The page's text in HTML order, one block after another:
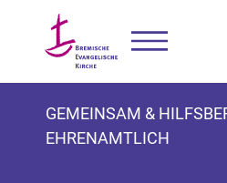
GEMEINSAM &
EHRENAMTLICH